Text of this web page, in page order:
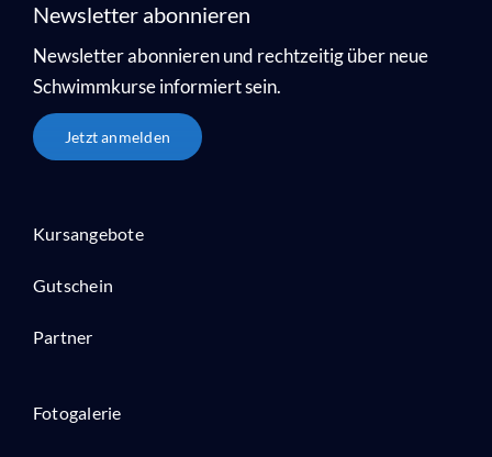
Newsletter abonnieren
Newsletter abonnieren und rechtzeitig über neue
Schwimmkurse informiert sein.
Jetzt anmelden
Kursangebote
Gutschein
Partner
Fotogalerie